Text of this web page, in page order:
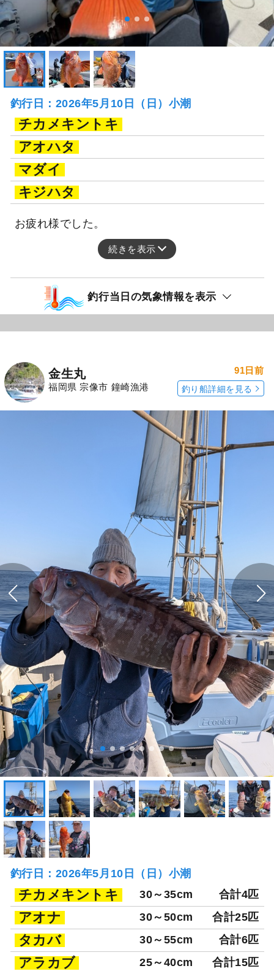
釣行日：2026年5月10日（日）小潮
チカメキントキ
アオハタ
マダイ
キジハタ
お疲れ様でした。
続きを表示
釣行当日の気象情報を表示
金生丸
福岡県 宗像市 鐘崎漁港
91日前
釣り船詳細を見る
釣行日：2026年5月10日（日）小潮
チカメキントキ 30～35cm 合計4匹
アオナ 30～50cm 合計25匹
タカバ 30～55cm 合計6匹
アラカブ 25～40cm 合計15匹